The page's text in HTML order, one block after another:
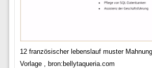
12 französischer lebenslauf muster
Vorlage , bron:bellytaqueria.com